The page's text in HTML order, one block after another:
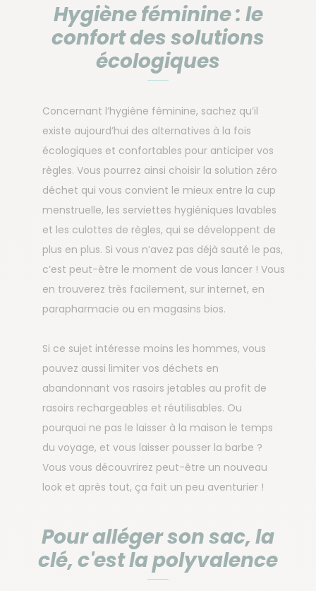
Hygiène féminine : le
confort des solutions
écologiques
Concernant l’hygiène féminine, sachez qu’il
existe aujourd’hui des alternatives à la fois
écologiques et confortables pour anticiper vos
règles. Vous pourrez ainsi choisir la solution zéro
déchet qui vous convient le mieux entre la cup
menstruelle, les serviettes hygiéniques lavables
et les culottes de règles, qui se développent de
plus en plus. Si vous n’avez pas déjà sauté le pas,
c’est peut-être le moment de vous lancer ! Vous
en trouverez très facilement, sur internet, en
parapharmacie ou en magasins bios.
Si ce sujet intéresse moins les hommes, vous
pouvez aussi limiter vos déchets en
abandonnant vos rasoirs jetables au profit de
rasoirs rechargeables et réutilisables. Ou
pourquoi ne pas le laisser à la maison le temps
du voyage, et vous laisser pousser la barbe ?
Vous vous découvrirez peut-être un nouveau
look et après tout, ça fait un peu aventurier !
Pour alléger son sac, la
clé, c'est la polyvalence